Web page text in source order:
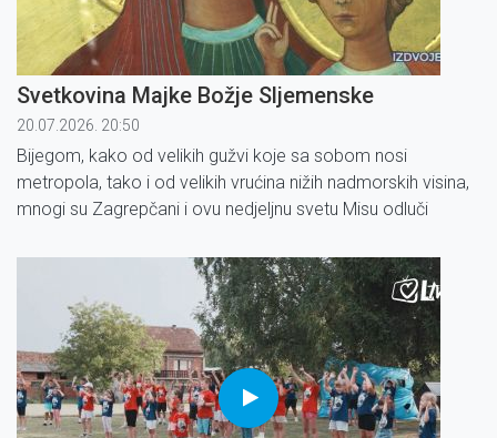
Svetkovina Majke Božje Sljemenske
20.07.2026. 20:50
Bijegom, kako od velikih gužvi koje sa sobom nosi
metropola, tako i od velikih vrućina nižih nadmorskih visina,
mnogi su Zagrepčani i ovu nedjeljnu svetu Misu odluči